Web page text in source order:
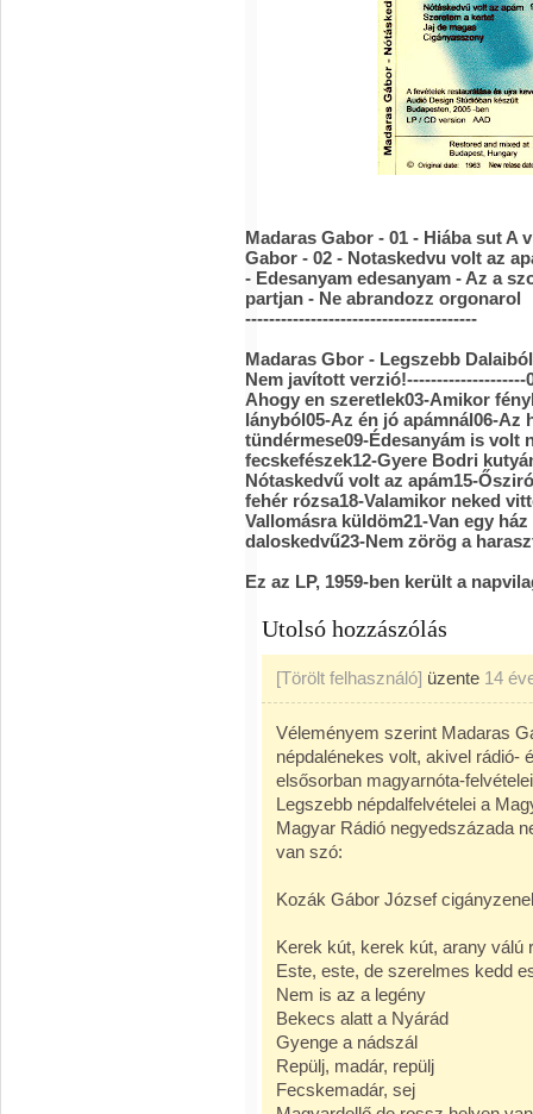
Madaras Gabor - 01 - Hiába sut A
Gabor - 02 - Notaskedvu volt az
- Edesanyam edesanyam - Az a
partjan - Ne abrandozz orgonarol
---------------------------------------
Madaras Gbor - Legszebb Dalaiból
Nem javított
Ahogy en szeretlek03-Amikor
lányból05-Az én jó apámnál06-Az
tündérmese09-Édesanyám is volt
fecskefészek12-Gyere Bodri
Nótaskedvű volt az apám15-
fehér rózsa18-Valamikor neked
Vallomásra küldöm21-Van egy
daloskedvű23-Nem zörög a
Ez az LP, 1959-ben került a
Utolsó hozzászólás
[Törölt felhasználó] üzente 14
Véleményem szerint Madaras
népdalénekes volt, akivel rádió-
elsősorban magyarnóta-
Legszebb népdalfelvételei a
Magyar Rádió negyedszázada
van szó:
Kozák Gábor József
Kerek kút, kerek kút, arany válú
Este, este, de szerelmes kedd
Nem is az a legény
Bekecs alatt a Nyárád
Gyenge a nádszál
Repülj, madár, repülj
Fecskemadár, sej